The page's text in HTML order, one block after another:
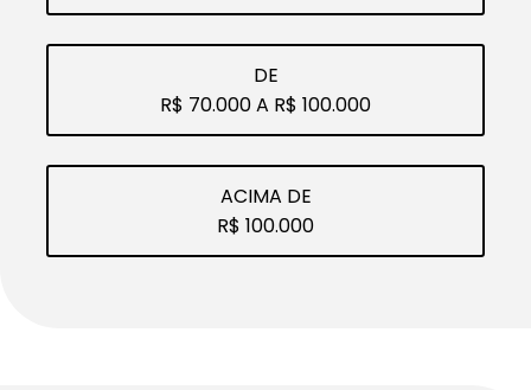
DE
R$ 70.000 A R$ 100.000
ACIMA DE
R$ 100.000